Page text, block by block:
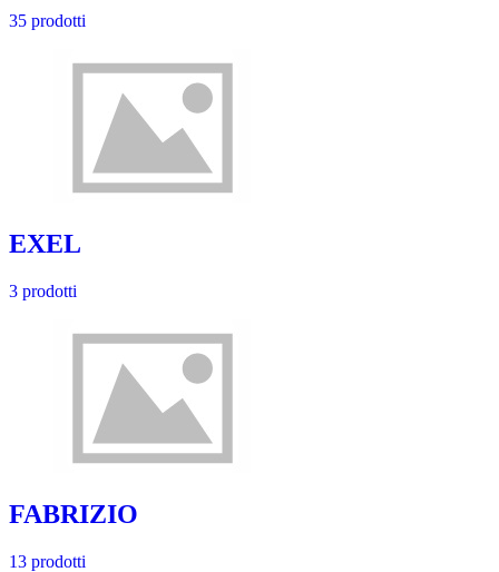
35 prodotti
EXEL
3 prodotti
FABRIZIO
13 prodotti